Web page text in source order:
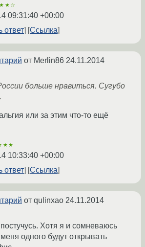
★★☆
09:31:40 +00:00
ответ
Ссылка
от Merlin86 24.11.2014
больше нравиться. Сугубо
или за этим что-то ещё
10:33:40 +00:00
ответ
Ссылка
от qulinxao 24.11.2014
Хотя я и сомневаюсь
одного будут открывать